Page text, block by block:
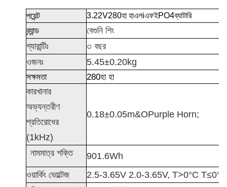
পয়েন্ট 3.22V280হা হাএলiএফইPO4ব্যাটারি
ব্র্যান্ড
বেগুনি শিং
গ্যারান্টিঃ
৩ বছর
ওজনঃ
5.45±0.20kg
সক্ষমতা
280হা হা
কারখানার
অভ্যন্তরীণ
প্রতিরোধের
(1kHz)
0.18±0.05m&OPurple Horn;
নামমাত্র শক্তি
901.6Wh
ওয়ার্কিং ভোল্টেজ
2.5-3.65V 2.0-3.65V, T>0°C T≤0°C